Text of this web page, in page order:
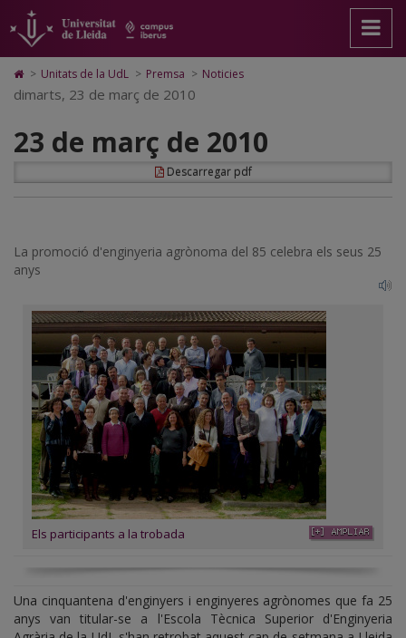
23
de
març
de
2010
pàgina
principal.
Universitat
Lleida
contingut
principal
Mapa
Web.
Universitat
Cerca
Accessibilitat.
Universitat
Lleida
Icono
de
Home
ir
a
página
de
> Unitats de la UdL > Premsa > Noticies
dimarts, 23 de març de 2010
23 de març de 2010
Descarregar pdf
La promoció d'enginyeria agrònoma del 85 celebra els seus 25
anys
Els participants a la trobada
Una cinquantena d'enginyers i enginyeres agrònomes que fa 25
anys van titular-se a l'Escola Tècnica Superior d'Enginyeria